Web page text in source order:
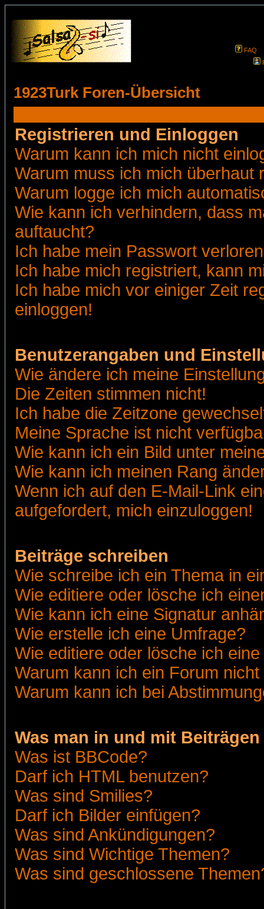
FAQ
1923Turk Foren-Übersicht
Registrieren und Einloggen
Warum kann ich mich nicht
Warum muss ich mich überhaut
Warum logge ich mich
Wie kann ich verhindern, dass
auftaucht?
Ich habe mein Passwort
Ich habe mich registriert, kann
Ich habe mich vor einiger Zeit
einloggen!
Benutzerangaben und
Wie ändere ich meine
Die Zeiten stimmen nicht!
Ich habe die Zeitzone
Meine Sprache ist nicht
Wie kann ich ein Bild unter
Wie kann ich meinen Rang
Wenn ich auf den E-Mail-Link
aufgefordert, mich einzuloggen!
Beiträge schreiben
Wie schreibe ich ein Thema in
Wie editiere oder lösche ich
Wie kann ich eine Signatur
Wie erstelle ich eine Umfrage?
Wie editiere oder lösche ich
Warum kann ich ein Forum
Warum kann ich bei
Was man in und mit
Was ist BBCode?
Darf ich HTML benutzen?
Was sind Smilies?
Darf ich Bilder einfügen?
Was sind Ankündigungen?
Was sind Wichtige Themen?
Was sind geschlossene